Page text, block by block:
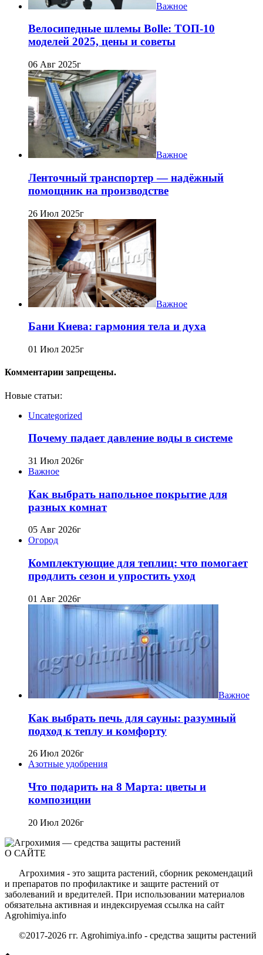
Важное
Велосипедные шлемы Bolle: ТОП-10
моделей 2025, цены и советы
06 Авг 2025г
Важное
Ленточный транспортер — надёжный
помощник на производстве
26 Июл 2025г
Важное
Бани Киева: гармония тела и духа
01 Июл 2025г
Комментарии запрещены.
Новые статьи:
Uncategorized
Почему падает давление воды в системе
31 Июл 2026г
Важное
Как выбрать напольное покрытие для
разных комнат
05 Авг 2026г
Огород
Комплектующие для теплиц: что помогает
продлить сезон и упростить уход
01 Авг 2026г
Важное
Как выбрать печь для сауны: разумный
подход к теплу и комфорту
26 Июл 2026г
Азотные удобрения
Что подарить на 8 Марта: цветы и
композиции
20 Июл 2026г
О САЙТЕ
Агрохимия - это защита растений, сборник рекомендаций
и препаратов по профилактике и защите растений от
заболеваний и вредителей. При использовании материалов
обязательна активная и индексируемая ссылка на сайт
Agrohimiya.info
©2017-2026 гг. Agrohimiya.info - средства защиты растений